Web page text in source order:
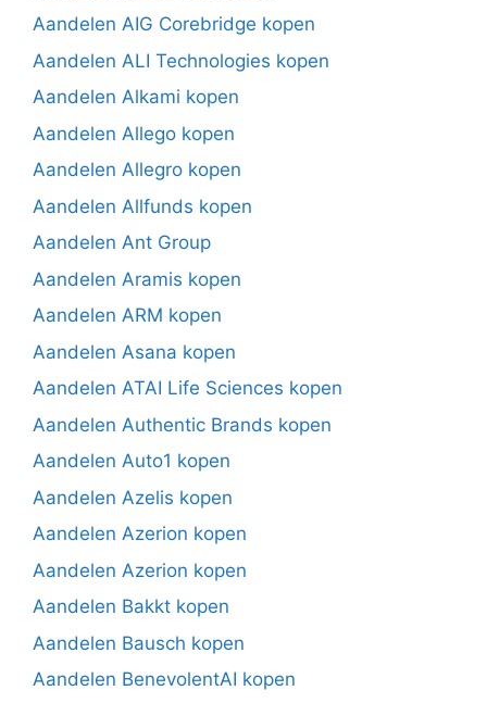
Aandelen AIG Corebridge kopen
Aandelen ALI Technologies kopen
Aandelen Alkami kopen
Aandelen Allego kopen
Aandelen Allegro kopen
Aandelen Allfunds kopen
Aandelen Ant Group
Aandelen Aramis kopen
Aandelen ARM kopen
Aandelen Asana kopen
Aandelen ATAI Life Sciences kopen
Aandelen Authentic Brands kopen
Aandelen Auto1 kopen
Aandelen Azelis kopen
Aandelen Azerion kopen
Aandelen Azerion kopen
Aandelen Bakkt kopen
Aandelen Bausch kopen
Aandelen BenevolentAI kopen